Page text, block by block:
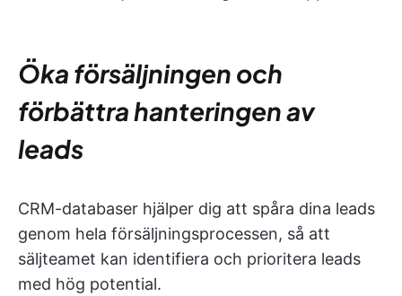
Öka försäljningen och
förbättra hanteringen av
leads
CRM-databaser hjälper dig att spåra dina leads
genom hela försäljningsprocessen, så att
säljteamet kan identifiera och prioritera leads
med hög potential.